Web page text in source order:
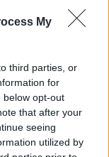
My
third parties, or
for
below opt-out
that after your
seeing
utilized by
digitale
necessaria per